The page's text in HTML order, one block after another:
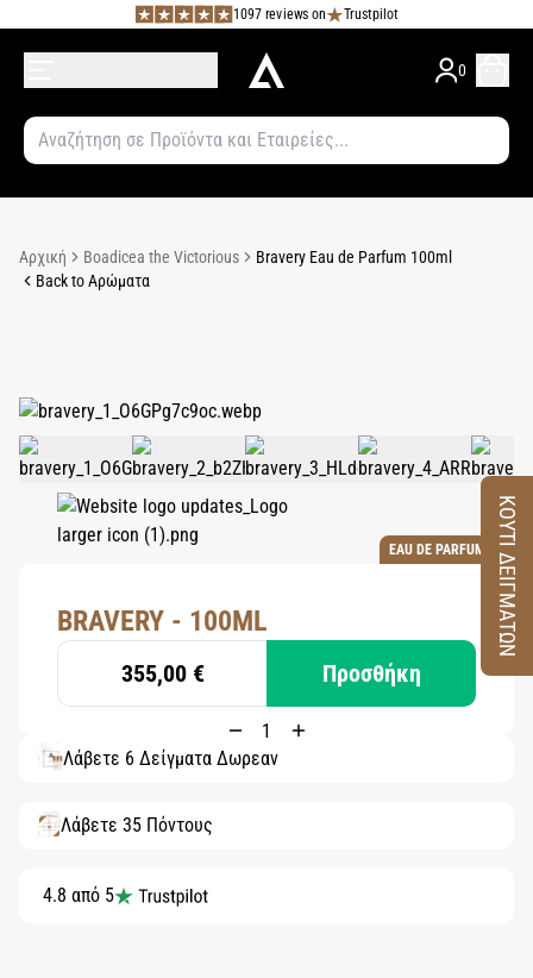
1097 reviews on Trustpilot
0
Αρχική Boadicea the Victorious
Bravery Eau de Parfum 100ml
Back to Αρώματα
EAU DE PARFUM
BRAVERY - 100ML
355,00 € Προσθήκη
Λάβετε 6 Δείγματα Δωρεάν
Λάβετε 35 Πόντους
4.8 από 5
ΚΟΥΤΙ ΔΕΙΓΜΑΤΩΝ